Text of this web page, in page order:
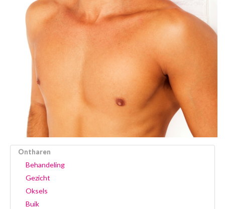
Ontharen
Behandeling
Gezicht
Oksels
Buik